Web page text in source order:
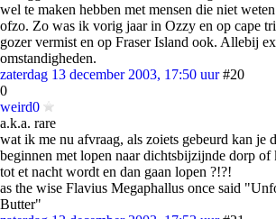
wel te maken hebben met mensen die niet
ofzo. Zo was ik vorig jaar in Ozzy en op cape
gozer vermist en op Fraser Island ook. Allebij
omstandigheden.
zaterdag 13 december 2003, 17:50 uur #20
0
weird0
a.k.a. rare
wat ik me nu afvraag, als zoiets gebeurd kan je
beginnen met lopen naar dichtsbijzijnde dorp of
tot et nacht wordt en dan gaan lopen ?!?!
as the wise Flavius Megaphallus once said
Butter"